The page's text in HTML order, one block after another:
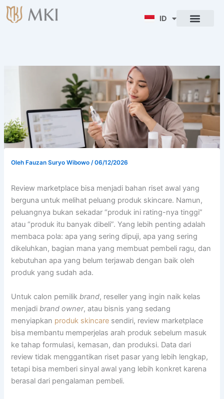
Lewati
ke
ID
ENG
Oleh Fauzan Suryo Wibowo/06/12/2026
Review marketplace bisa menjadi bahan riset awal yang
berguna untuk melihat peluang produk skincare. Namun,
peluangnya bukan sekadar “produk ini rating-nya tinggi”
atau “produk itu banyak dibeli”. Yang lebih penting adalah
membaca pola: apa yang sering dipuji, apa yang sering
dikeluhkan, bagian mana yang membuat pembeli ragu, dan
kebutuhan apa yang belum terjawab dengan baik oleh
produk yang sudah ada.
Untuk calon pemilikbrand, reseller yang ingin naik kelas
menjadibrand owner, atau bisnis yang sedang
menyiapkan produk skincare sendiri, review marketplace
bisa membantu memperjelas arah produk sebelum masuk
ke tahap formulasi, kemasan, dan produksi. Data dari
review tidak menggantikan riset pasar yang lebih lengkap,
tetapi bisa memberi sinyal awal yang lebih konkret karena
berasal dari pengalaman pembeli.